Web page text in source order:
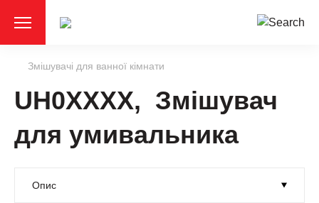
Змішувачі для ванної кімнати
UH0XXXX, Змішувач
для умивальника